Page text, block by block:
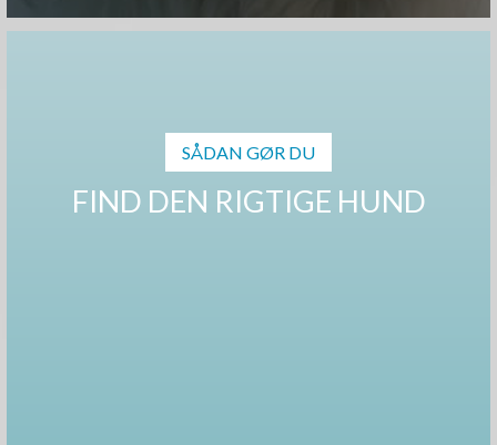
SÅDAN GØR DU
FIND DEN RIGTIGE HUND